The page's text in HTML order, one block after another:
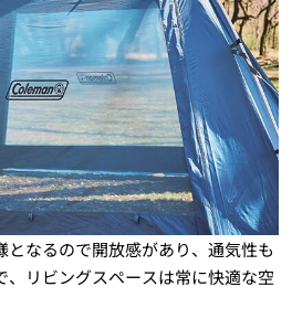
となるので開放感があり、通気性も
リビングスペースは常に快適な空